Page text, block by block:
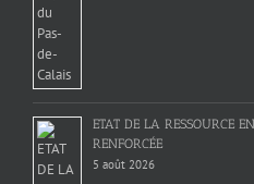
ETAT DE LA RESSOURCE
RENFORCÉE
5 août 2026